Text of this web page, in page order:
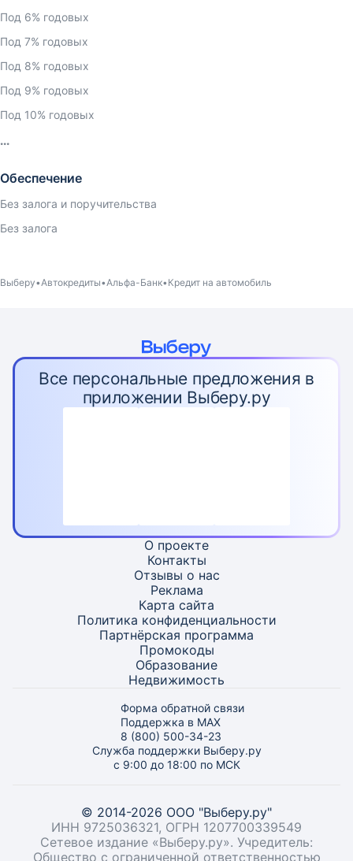
Под 6% годовых
Под 7% годовых
Под 8% годовых
Под 9% годовых
Под 10% годовых
Обеспечение
Без залога и поручительства
Без залога
Выберу Автокредиты Альфа-Банк Кредит на автомобиль
Все персональные предложения в
приложении Выберу.ру
О проекте
Контакты
Отзывы о нас
Реклама
Карта сайта
Политика конфиденциальности
Партнёрская программа
Промокоды
Образование
Недвижимость
Форма обратной связи
Поддержка в MAX
8 (800) 500-34-23
Служба поддержки Выберу.ру
с 9:00 до 18:00 по МСК
© 2014-2026 ООО "Выберу.ру"
ИНН 9725036321, ОГРН 1207700339549
Сетевое издание «Выберу.ру». Учредитель:
Общество с ограниченной ответственностью